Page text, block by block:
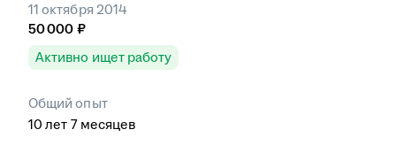
11 октября 2014
50 000 ₽
Активно ищет работу
Общий опыт
10 лет 7 месяцев